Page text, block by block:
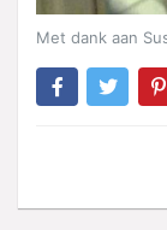
Met dank aan